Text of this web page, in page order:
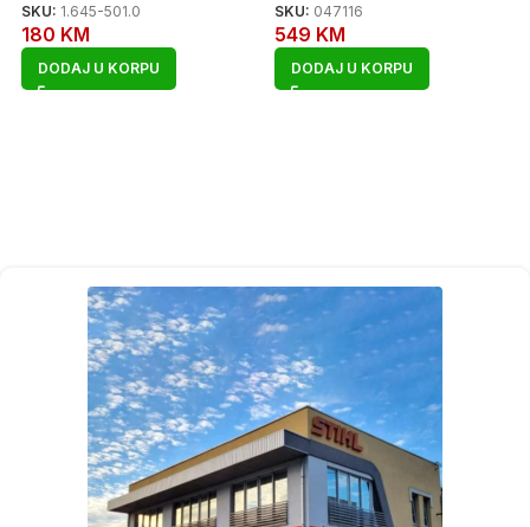
SKU: 1.645-501.0
180 KM
DODAJ U KORPU
SKU: 047116
549 KM
DODAJ U KORPU